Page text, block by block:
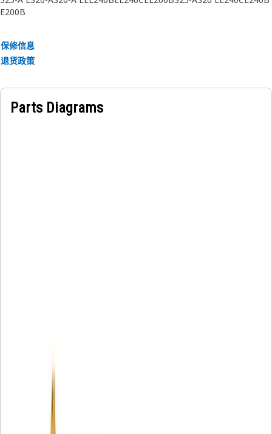
E200B
保修信息
退货政策
Parts Diagrams